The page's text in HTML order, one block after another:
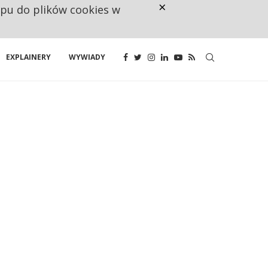
EXPLAINERY WYWIADY
do plików cookies w ×